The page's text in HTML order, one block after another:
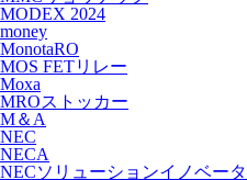
MODEX 2024
money
MonotaRO
MOS FETリレー
Moxa
MROストッカー
M＆A
NEC
NECA
NECソリューションイノベータ